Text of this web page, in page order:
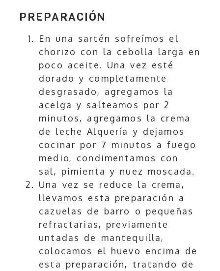
PREPARACIÓN
En una sartén sofreímos el
chorizo con la cebolla larga en
poco aceite. Una vez esté
dorado y completamente
desgrasado, agregamos la
acelga y salteamos por 2
minutos, agregamos la crema
de leche Alquería y dejamos
cocinar por 7 minutos a fuego
medio, condimentamos con
sal, pimienta y nuez moscada.
Una vez se reduce la crema,
llevamos esta preparación a
cazuelas de barro o pequeñas
refractarias, previamente
untadas de mantequilla,
colocamos el huevo encima de
esta preparación, tratando de